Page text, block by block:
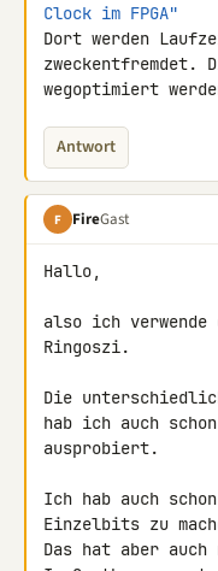
Clock im FPGA"
Dort werden
zweckentfremdet.
wegoptimiert
Antwort
F FireGast
Hallo,
also ich
Ringoszi.
Die
hab ich auch schon
ausprobiert.
Ich hab auch
Einzelbits zu
Das hat aber